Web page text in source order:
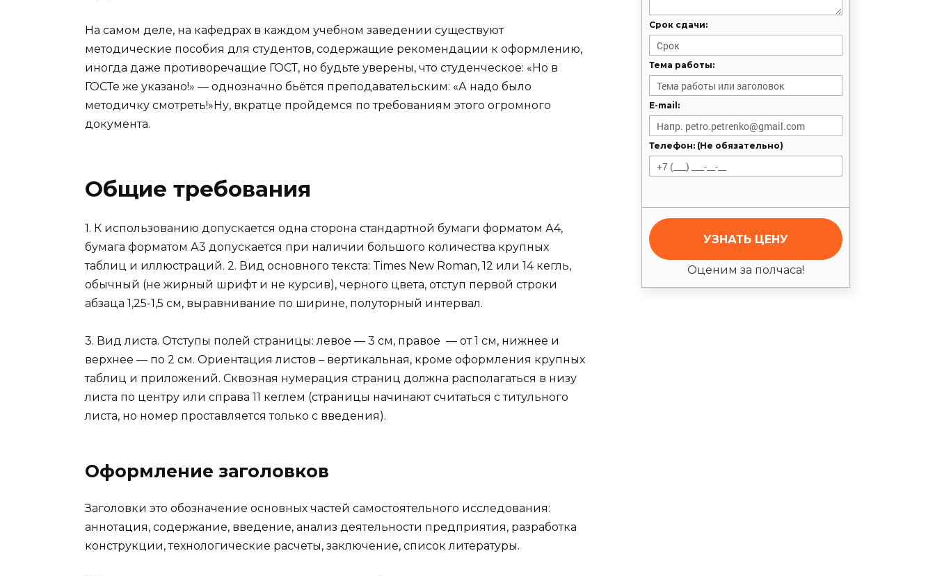
На самом деле, на кафедрах в каждом учебном заведении существуют
методические пособия для студентов, содержащие рекомендации к оформлению,
иногда даже противоречащие ГОСТ, но будьте уверены, что студенческое: «Но в
ГОСТе же указано!» — однозначно бьётся преподавательским: «А надо было
методичку смотреть!»Ну, вкратце пройдемся по требованиям этого огромного
документа.
Общие требования
1. К использованию допускается одна сторона стандартной бумаги форматом А4,
бумага форматом А3 допускается при наличии большого количества крупных
таблиц и иллюстраций. 2. Вид основного текста: Times New Roman, 12 или 14 кегль,
обычный (не жирный шрифт и не курсив), черного цвета, отступ первой строки
абзаца 1,25-1,5 см, выравнивание по ширине, полуторный интервал.
3. Вид листа. Отступы полей страницы: левое — 3 см, правое — от 1 см, нижнее и
верхнее — по 2 см. Ориентация листов – вертикальная, кроме оформления крупных
таблиц и приложений. Сквозная нумерация страниц должна располагаться в низу
листа по центру или справа 11 кеглем (страницы начинают считаться с титульного
листа, но номер проставляется только с введения).
Оформление заголовков
Заголовки это обозначение основных частей самостоятельного исследования:
аннотация, содержание, введение, анализ деятельности предприятия, разработка
конструкции, технологические расчеты, заключение, список литературы.
Срок сдачи:
Тема работы:
E-mail:
Телефон: (Не обязательно)
УЗНАТЬ ЦЕНУ
Оценим за полчаса!